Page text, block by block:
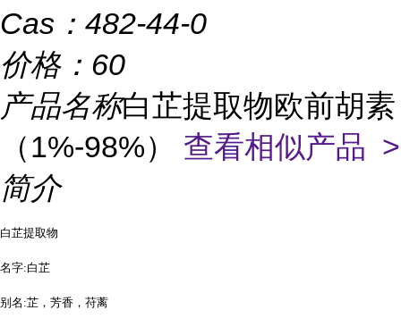
Cas： 482-44-0
价格： 60
产品名称白芷提取物欧前胡素
（1%-98%） 查看相似产品 >
简介
白芷提取物
名字:白芷
别名:芷，芳香，苻蓠